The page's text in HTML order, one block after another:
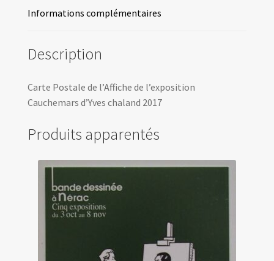
Informations complémentaires
Description
Carte Postale de l’Affiche de l’exposition
Cauchemars d’Yves chaland 2017
Produits apparentés